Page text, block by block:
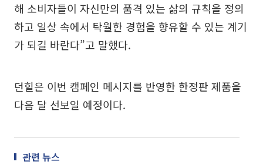
해 소비자들이 자신만의 품격 있는 삶의 규칙을 정의
하고 일상 속에서 탁월한 경험을 향유할 수 있는 계기
가 되길 바란다”고 말했다.
던힐은 이번 캠페인 메시지를 반영한 한정판 제품을
다음 달 선보일 예정이다.
관련 뉴스